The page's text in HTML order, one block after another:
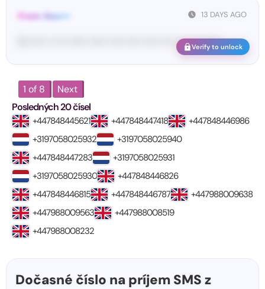
13 DAYS AGO
From: Goo•••
G-••••• •• •••• •••••• •••••• ••••• ••••• ••••• •••• •••• •••• ••••••
Verify to unlock
1 of 8
Next
Posledných 20 čísel
+447848445621 +447848447418
+447848446986
+3197058025932
+3197058025940
+447848447283
+3197058025931
+3197058025930
+447848446826
+447848446815
+447848446787
+447988009638
+447988009563
+447988008519
+447988008232
Dočasné číslo na príjem SMS z